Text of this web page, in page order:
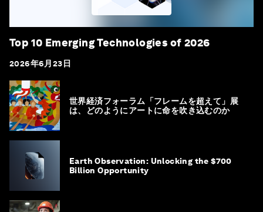
Top 10 Emerging Technologies of 2026
2026年6月23日
世界経済フォーラム「フレームを超えて」展
は、どのようにアートに命を吹き込むのか
Earth Observation: Unlocking the $700
Billion Opportunity